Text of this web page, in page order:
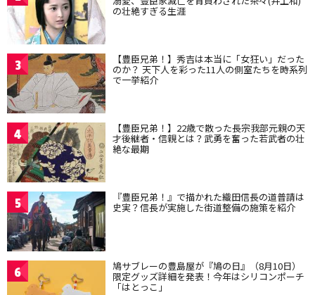
の壮絶すぎる生涯
3 【豊臣兄弟！】秀吉は本当に「女狂い」だった
のか？ 天下人を彩った11人の側室たちを時系列
で一挙紹介
4 【豊臣兄弟！】22歳で散った長宗我部元親の天
才後継者・信親とは？武勇を奮った若武者の壮
絶な最期
5 『豊臣兄弟！』で描かれた織田信長の道普請は
史実？信長が実施した街道整備の施策を紹介
6 鳩サブレーの豊島屋が『鳩の日』（8月10日）
限定グッズ詳細を発表！今年はシリコンポーチ
「はとっこ」